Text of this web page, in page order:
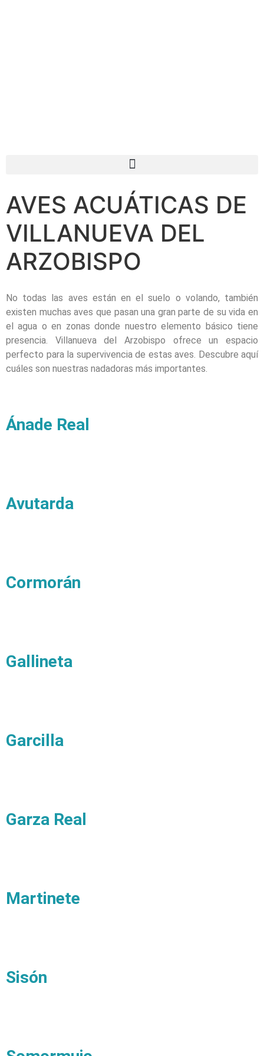
AVES ACUÁTICAS DE
VILLANUEVA DEL
ARZOBISPO
No todas las aves están en el suelo o volando, también
existen muchas aves que pasan una gran parte de su vida en
el agua o en zonas donde nuestro elemento básico tiene
presencia. Villanueva del Arzobispo ofrece un espacio
perfecto para la supervivencia de estas aves. Descubre aquí
cuáles son nuestras nadadoras más importantes.
Ánade Real
Avutarda
Cormorán
Gallineta
Garcilla
Garza Real
Martinete
Sisón